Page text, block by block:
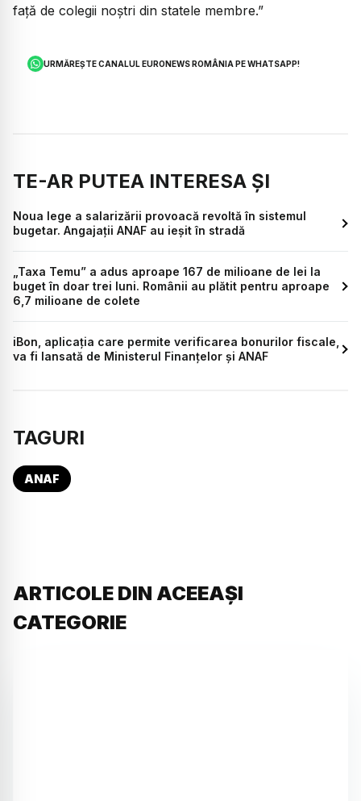
față de colegii noștri din statele membre.”
URMĂREȘTE CANALUL EURONEWS ROMÂNIA PE WHATSAPP!
TE-AR PUTEA INTERESA ȘI
Noua lege a salarizării provoacă revoltă în sistemul
bugetar. Angajații ANAF au ieșit în stradă
„Taxa Temu” a adus aproape 167 de milioane de lei la
buget în doar trei luni. Românii au plătit pentru aproape
6,7 milioane de colete
iBon, aplicația care permite verificarea bonurilor fiscale,
va fi lansată de Ministerul Finanțelor și ANAF
TAGURI
ANAF
ARTICOLE DIN ACEEAȘI
CATEGORIE